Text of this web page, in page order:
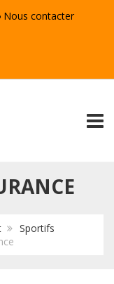
Nous contacter
Sportifs